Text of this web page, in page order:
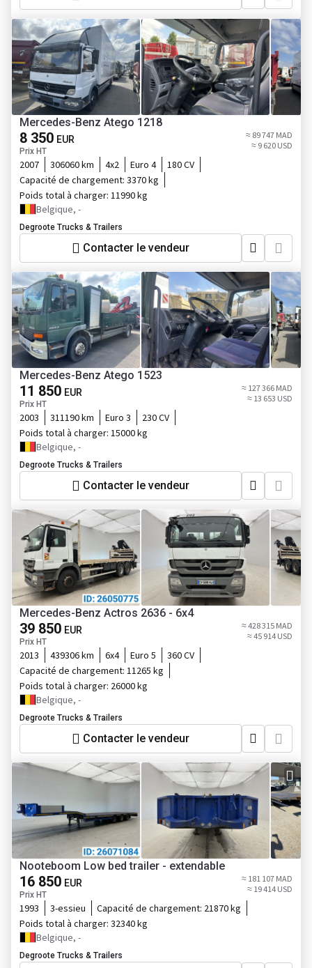
Mercedes-Benz Atego 1218
8 350 EUR
Prix HT
≈ 89 747 MAD
≈ 9 620 USD
2007 306060 km 4x2 Euro 4
180 CV
Capacité de chargement: 3370 kg
Poids total à charger: 11990 kg
Belgique, -
Degroote Trucks & Trailers
Contacter le vendeur
Mercedes-Benz Atego 1523
11 850 EUR
Prix HT
≈ 127 366 MAD
≈ 13 653 USD
2003 311190 km Euro 3
230 CV
Poids total à charger: 15000 kg
Belgique, -
Degroote Trucks & Trailers
Contacter le vendeur
Mercedes-Benz Actros 2636 - 6x4
39 850 EUR
Prix HT
≈ 428 315 MAD
≈ 45 914 USD
2013 439306 km 6x4 Euro 5
360 CV
Capacité de chargement: 11265 kg
Poids total à charger: 26000 kg
Belgique, -
Degroote Trucks & Trailers
Contacter le vendeur
Nooteboom Low bed trailer - extendable
16 850 EUR
Prix HT
≈ 181 107 MAD
≈ 19 414 USD
1993 3-essieu Capacité de chargement: 21870 kg
Poids total à charger: 32340 kg
Belgique, -
Degroote Trucks & Trailers